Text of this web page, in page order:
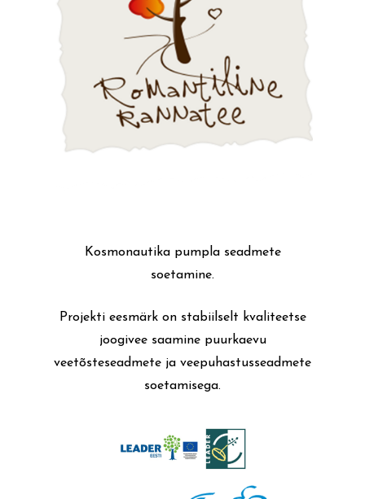
Kosmonautika pumpla seadmete
soetamine.
Projekti eesmärk on stabiilselt kvaliteetse
joogivee saamine puurkaevu
veetõsteseadmete ja veepuhastusseadmete
soetamisega.